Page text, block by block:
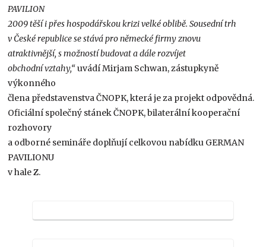
PAVILION
2009 těší i přes hospodářskou krizi velké oblibě. Sousední trh
v České republice se stává pro německé firmy znovu
atraktivnější, s možností budovat a dále rozvíjet
obchodní vztahy,“uvádí Mirjam Schwan, zástupkyně
výkonného
člena představenstva ČNOPK, která je za projekt odpovědná.
Oficiální společný stánek ČNOPK, bilaterální kooperační
rozhovory
a odborné semináře doplňují celkovou nabídku GERMAN
PAVILIONU
v haleZ.